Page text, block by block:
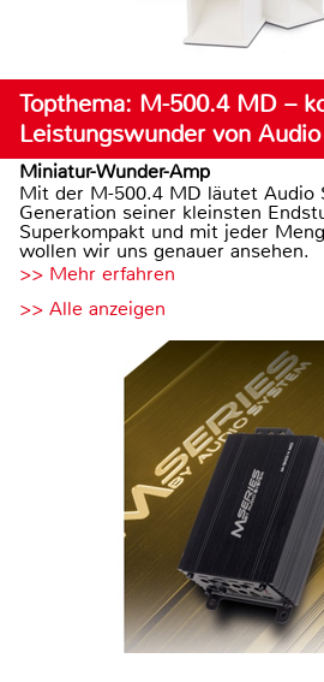
Topthema: M-500.4 MD –
Leistungswunder von
Miniatur-Wunder-Amp
Mit der M-500.4 MD läutet Audio
Generation seiner kleinsten
Superkompakt und mit jeder
wollen wir uns genauer ansehen.
>> Mehr erfahren
>> Alle anzeigen